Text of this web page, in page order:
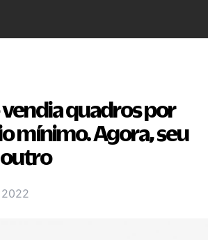
quadros por
mínimo. Agora, seu